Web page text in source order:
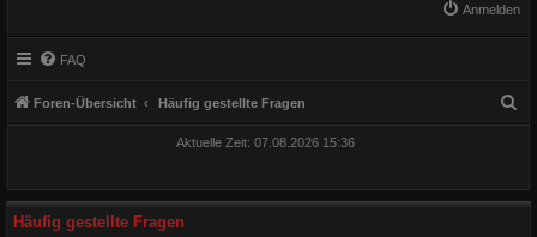
Anmelden
FAQ
Foren-Übersicht Häufig gestellte Fragen
Aktuelle Zeit: 07.08.2026 15:36
Häufig gestellte Fragen